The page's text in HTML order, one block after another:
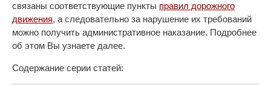
связаны соответствующие пункты правил дорожного
движения, а следовательно за нарушение их требований
можно получить административное наказание. Подробнее
об этом Вы узнаете далее.
Содержание серии статей: